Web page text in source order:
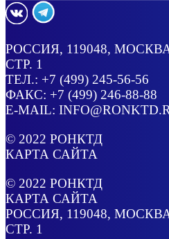
РОССИЯ, 119048,
СТР. 1
ТЕЛ.: +7 (499) 245-56-56
ФАКС: +7 (499) 246-88-88
E-MAIL:
© 2022 РОНКТД
КАРТА САЙТА
© 2022 РОНКТД
КАРТА САЙТА
РОССИЯ, 119048,
СТР. 1